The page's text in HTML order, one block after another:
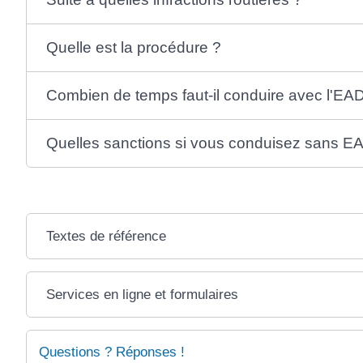
Quelle est la procédure ?
Combien de temps faut-il conduire avec
Quelles sanctions si vous conduisez sans
Textes de référence
Services en ligne et formulaires
Questions ? Réponses !